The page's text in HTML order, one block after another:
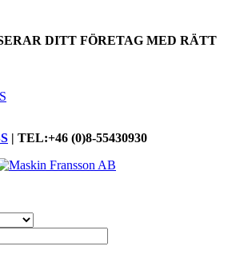
DITT FÖRETAG MED RÄTT
| TEL:+46 (0)8-55430930